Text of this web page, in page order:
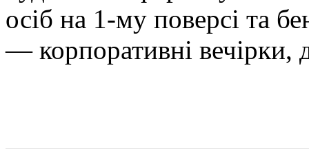
осіб на 1-му поверсі та
— корпоративні вечірки,